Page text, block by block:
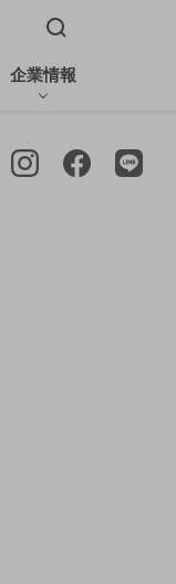
検索窓を開く
企業情報